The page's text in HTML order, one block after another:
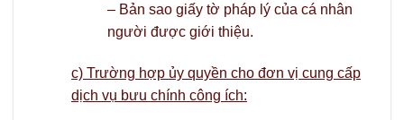
– Bản sao giấy tờ pháp lý của cá nhân
người được giới thiệu.
c) Trường hợp ủy quyền cho đơn vị cung cấp
dịch vụ bưu chính công ích: